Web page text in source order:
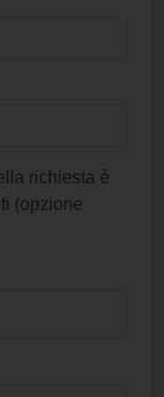
richiesta è
(opzione